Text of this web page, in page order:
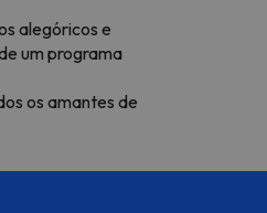
alegóricos e
um programa
os amantes de